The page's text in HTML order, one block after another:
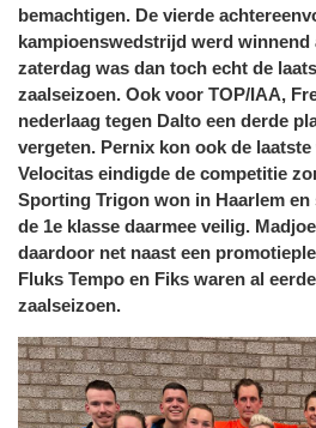
bemachtigen. De vierde
kampioenswedstrijd werd winnend
zaterdag was dan toch echt de
zaalseizoen. Ook voor TOP/IAA,
nederlaag tegen Dalto een derde
vergeten. Pernix kon ook de
Velocitas eindigde de competitie
Sporting Trigon won in Haarlem
de 1e klasse daarmee veilig.
daardoor net naast een
Fluks Tempo en Fiks waren al
zaalseizoen.